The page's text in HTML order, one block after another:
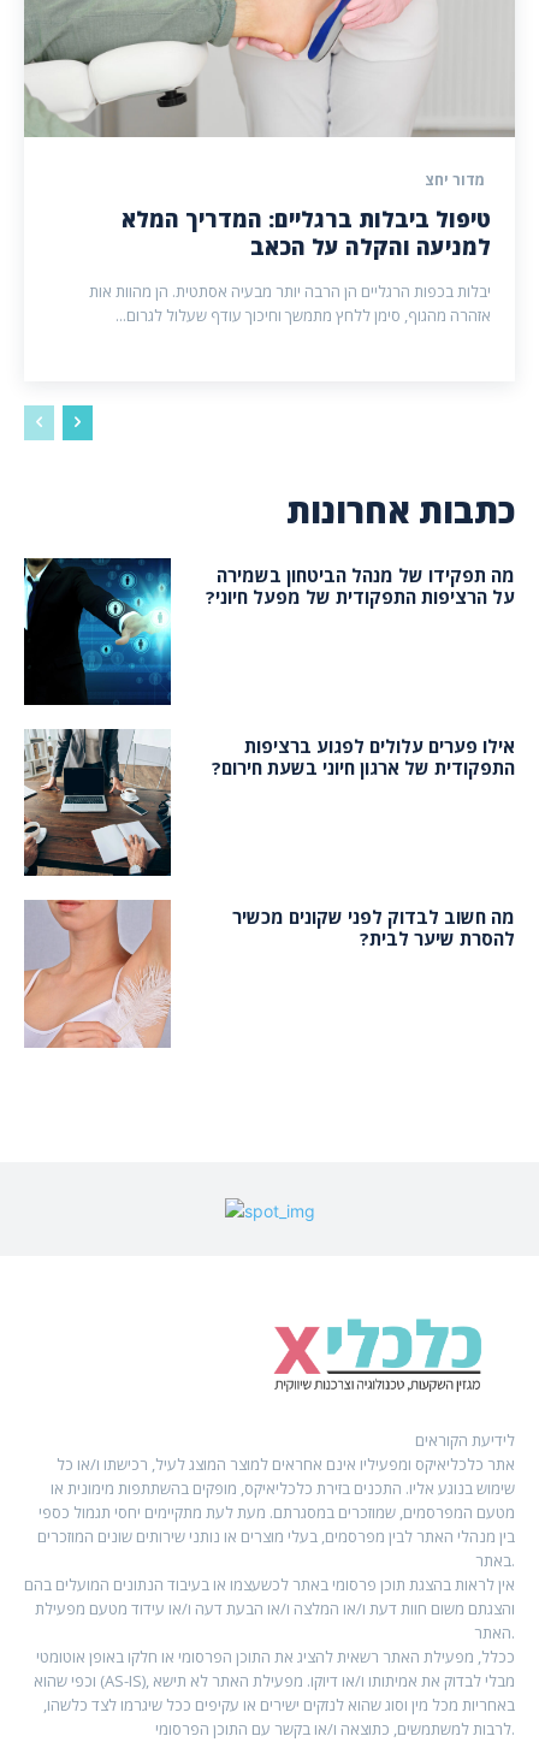
מדור יחצ
טיפול ביבלות ברגליים: המדריך המלא
למניעה והקלה על הכאב
יבלות בכפות הרגליים הן הרבה יותר מבעיה אסתטית. הן מהוות אות
אזהרה מהגוף, סימן ללחץ מתמשך וחיכוך עודף שעלול לגרום...
כתבות אחרונות
מה תפקידו של מנהל הביטחון בשמירה
על הרציפות התפקודית של מפעל חיוני?
אילו פערים עלולים לפגוע ברציפות
התפקודית של ארגון חיוני בשעת חירום?
מה חשוב לבדוק לפני שקונים מכשיר
להסרת שיער לבית?
לידיעת הקוראים
אתר כלכליאיקס ומפעיליו אינם אחראים למוצר המוצג לעיל, רכישתו ו/או כל
שימוש בנוגע אליו. התכנים בזירת כלכליאיקס, מופקים בהשתתפות מימונית או
מטעם המפרסמים, שמוזכרים במסגרתם. מעת לעת מתקיימים יחסי תגמול כספי
בין מנהלי האתר לבין מפרסמים, בעלי מוצרים או נותני שירותים שונים המוזכרים
באתר.
אין לראות בהצגת תוכן פרסומי באתר לכשעצמו או בעיבוד הנתונים המועלים בהם
והצגתם משום חוות דעת ו/או המלצה ו/או הבעת דעה ו/או עידוד מטעם מפעילת
האתר.
ככלל, מפעילת האתר רשאית להציג את התוכן הפרסומי או חלקו באופן אוטומטי
וכפי שהוא (AS-IS), מבלי לבדוק את אמיתותו ו/או דיוקו. מפעילת האתר לא תישא
באחריות מכל מין וסוג שהוא לנזקים ישירים או עקיפים ככל שיגרמו לצד כלשהו,
לרבות למשתמשים, כתוצאה ו/או בקשר עם התוכן הפרסומי.